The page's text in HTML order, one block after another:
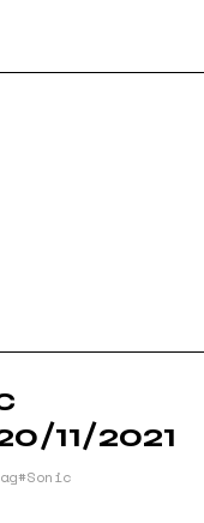
11/2021
Sonic